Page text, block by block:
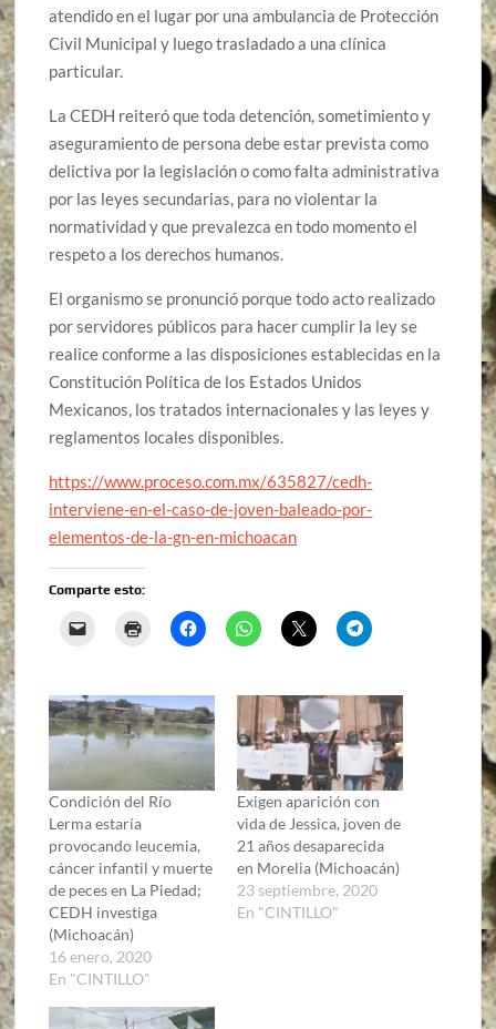
atendido en el lugar por una ambulancia de Protección
Civil Municipal y luego trasladado a una clínica
particular.
La CEDH reiteró que toda detención, sometimiento y
aseguramiento de persona debe estar prevista como
delictiva por la legislación o como falta administrativa
por las leyes secundarias, para no violentar la
normatividad y que prevalezca en todo momento el
respeto a los derechos humanos.
El organismo se pronunció porque todo acto realizado
por servidores públicos para hacer cumplir la ley se
realice conforme a las disposiciones establecidas en la
Constitución Política de los Estados Unidos
Mexicanos, los tratados internacionales y las leyes y
reglamentos locales disponibles.
https://www.proceso.com.mx/635827/cedh-
interviene-en-el-caso-de-joven-baleado-por-
elementos-de-la-gn-en-michoacan
Comparte esto:
Condición del Río
Lerma estaría
provocando leucemia,
cáncer infantil y muerte
de peces en La Piedad;
CEDH investiga
(Michoacán)
16 enero, 2020
En "CINTILLO"
Exigen aparición con
vida de Jessica, joven de
21 años desaparecida
en Morelia (Michoacán)
23 septiembre, 2020
En "CINTILLO"